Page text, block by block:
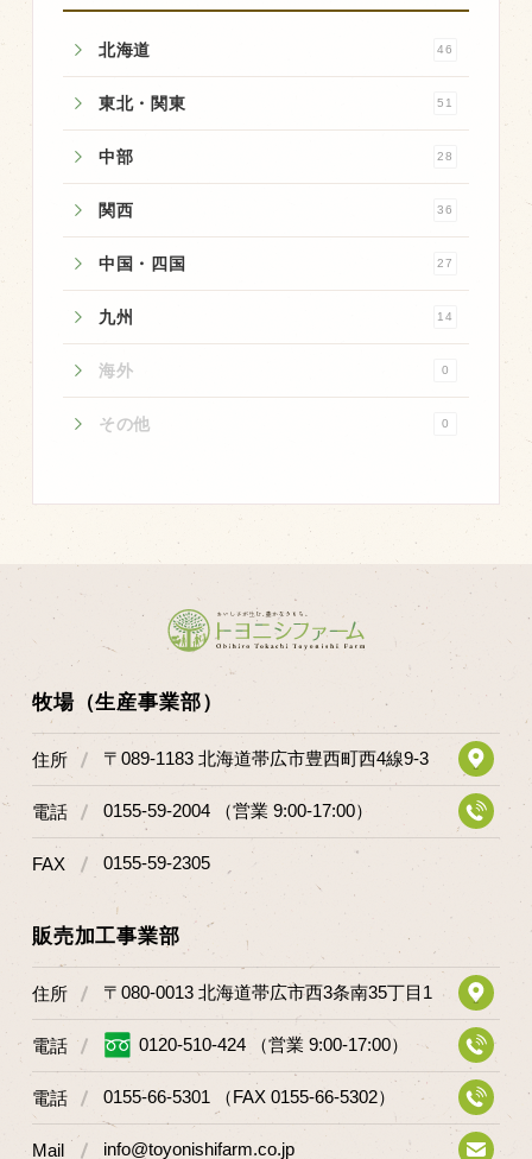
北海道 46
東北・関東 51
中部 28
関西 36
中国・四国 27
九州 14
海外 0
その他 0
牧場（生産事業部）
住所 〒089-1183 北海道帯広市豊西町西4線9-3
電話 0155-59-2004 （営業 9:00-17:00）
FAX 0155-59-2305
販売加工事業部
住所 〒080-0013 北海道帯広市西3条南35丁目1
電話 0120-510-424 （営業 9:00-17:00）
電話 0155-66-5301 （FAX 0155-66-5302）
Mail info@toyonishifarm.co.jp
商品のご紹介
豊西牛
厚切ステーキ
ハンバーグ
黒にんにく
豊西ソース
ギフト
飲食店
マップから探す
問い合わせ
個人のお客様
法人のお客様
Facebook
Twitter
LINE公式アカウント
Instagram
RSS フィード